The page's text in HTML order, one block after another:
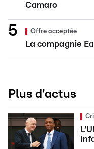
Camaro
Offre acceptée
La compagnie
Plus d'actus